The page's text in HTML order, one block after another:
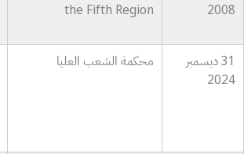
2008
the Fifth Region
31 ديسمبر
2024
محكمة الشعب العليا